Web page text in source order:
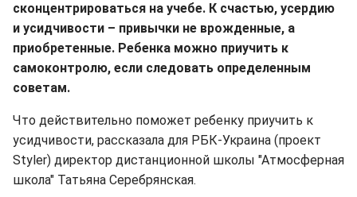
сконцентрироваться на учебе. К счастью, усердию
и усидчивости – привычки не врожденные, а
приобретенные. Ребенка можно приучить к
самоконтролю, если следовать определенным
советам.
Что действительно поможет ребенку приучить к
усидчивости, рассказала для РБК-Украина (проект
Styler) директор дистанционной школы "Атмосферная
школа" Татьяна Серебрянская.